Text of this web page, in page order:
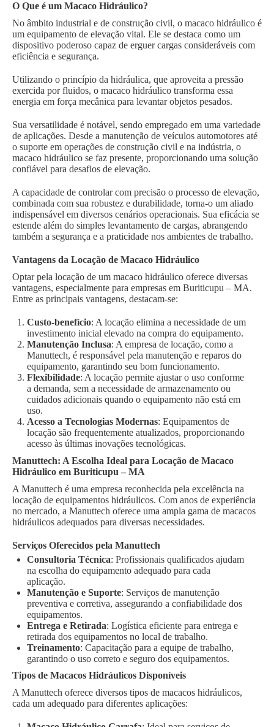
O Que é um Macaco Hidráulico?
No âmbito industrial e de construção civil, o macaco hidráulico é
um equipamento de elevação vital. Ele se destaca como um
dispositivo poderoso capaz de erguer cargas consideráveis com
eficiência e segurança.
Utilizando o princípio da hidráulica, que aproveita a pressão
exercida por fluidos, o macaco hidráulico transforma essa
energia em força mecânica para levantar objetos pesados.
Sua versatilidade é notável, sendo empregado em uma variedade
de aplicações. Desde a manutenção de veículos automotores até
o suporte em operações de construção civil e na indústria, o
macaco hidráulico se faz presente, proporcionando uma solução
confiável para desafios de elevação.
A capacidade de controlar com precisão o processo de elevação,
combinada com sua robustez e durabilidade, torna-o um aliado
indispensável em diversos cenários operacionais. Sua eficácia se
estende além do simples levantamento de cargas, abrangendo
também a segurança e a praticidade nos ambientes de trabalho.
Vantagens da Locação de Macaco Hidráulico
Optar pela locação de um macaco hidráulico oferece diversas
vantagens, especialmente para empresas em Buriticupu – MA.
Entre as principais vantagens, destacam-se:
Custo-benefício: A locação elimina a necessidade de um
investimento inicial elevado na compra do equipamento.
Manutenção Inclusa: A empresa de locação, como a
Manuttech, é responsável pela manutenção e reparos do
equipamento, garantindo seu bom funcionamento.
Flexibilidade: A locação permite ajustar o uso conforme
a demanda, sem a necessidade de armazenamento ou
cuidados adicionais quando o equipamento não está em
uso.
Acesso a Tecnologias Modernas: Equipamentos de
locação são frequentemente atualizados, proporcionando
acesso às últimas inovações tecnológicas.
Manuttech: A Escolha Ideal para Locação de Macaco
Hidráulico em Buriticupu – MA
A Manuttech é uma empresa reconhecida pela excelência na
locação de equipamentos hidráulicos. Com anos de experiência
no mercado, a Manuttech oferece uma ampla gama de macacos
hidráulicos adequados para diversas necessidades.
Serviços Oferecidos pela Manuttech
Consultoria Técnica: Profissionais qualificados ajudam
na escolha do equipamento adequado para cada
aplicação.
Manutenção e Suporte: Serviços de manutenção
preventiva e corretiva, assegurando a confiabilidade dos
equipamentos.
Entrega e Retirada: Logística eficiente para entrega e
retirada dos equipamentos no local de trabalho.
Treinamento: Capacitação para a equipe de trabalho,
garantindo o uso correto e seguro dos equipamentos.
Tipos de Macacos Hidráulicos Disponíveis
A Manuttech oferece diversos tipos de macacos hidráulicos,
cada um adequado para diferentes aplicações: